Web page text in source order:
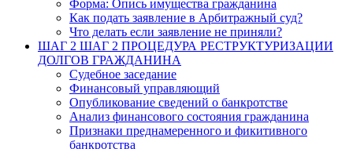
Форма: Опись имущества гражданина
Как подать заявление в Арбитражный суд?
Что делать если заявление не приняли?
ШАГ 2 ШАГ 2 ПРОЦЕДУРА РЕСТРУКТУРИЗАЦИИ
ДОЛГОВ ГРАЖДАНИНА
Судебное заседание
Финансовый управляющий
Опубликование сведений о банкротстве
Анализ финансового состояния гражданина
Признаки преднамеренного и фикитивного
банкротства